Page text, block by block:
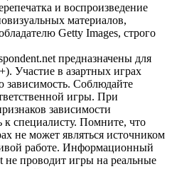
и воспроизведение
материалов,
Getty Images, строго
предназначены для
Участие в азартных играх
зависимость. Соблюдайте
игры. При
зависимости
к специалисту. Помните, что
не может являться источником
работе. Информационный
не проводит игры на реальные